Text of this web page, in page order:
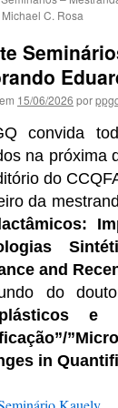
C. Rosa
15/06/2026 por
convida
na próxima
do
da
and
do
e
”/
in